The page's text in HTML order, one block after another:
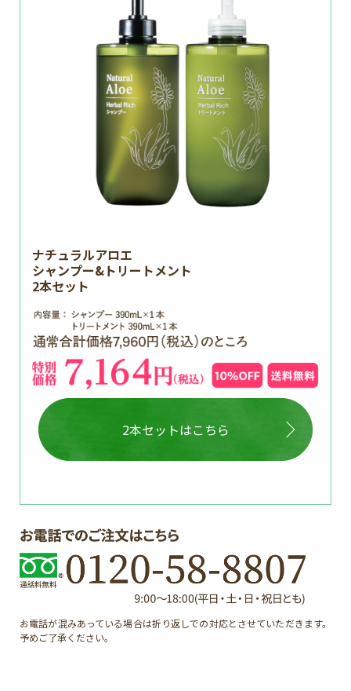
ナチュラルアロエ
シャンプー&トリートメント
2本セット
2本セットはこちら
お電話が混みあっている場合は折り返しでの対応とさせていただきます。
予めご了承ください。